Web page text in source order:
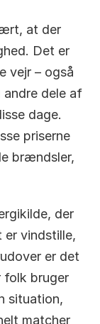
at der
Det er
vejr – også
andre dele af
dage.
priserne
brændsler,
der
er vindstille,
er det
folk bruger
situation,
matcher